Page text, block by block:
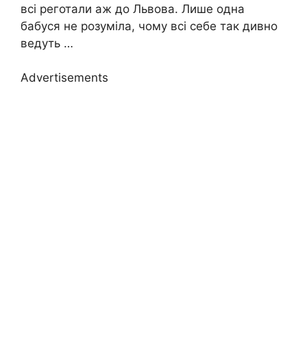
всі реготали аж до Львова. Лише одна
бабуся не розуміла, чому всі себе так дивно
ведуть …
Advertisements